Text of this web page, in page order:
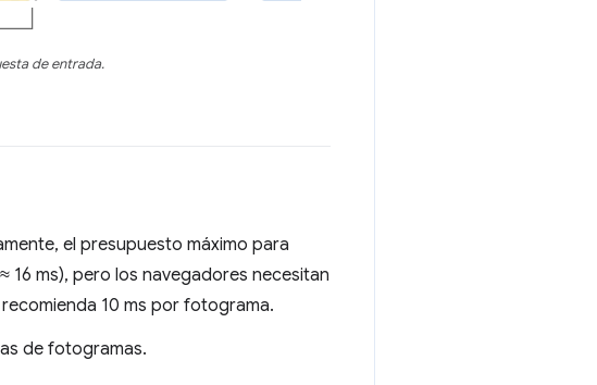
de entrada.
el presupuesto máximo para
ms), pero los navegadores necesitan
10 ms por fotograma.
de fotogramas.